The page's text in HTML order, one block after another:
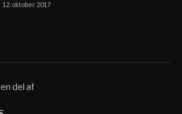
12. oktober 2017
del af